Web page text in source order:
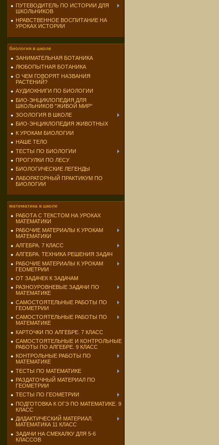
ПУТЕВОДИТЕЛЬ ПО ИСТОРИИ ДЛЯ
ШКОЛЬНИКОВ
НРАВСТВЕННОЕ ВОСПИТАНИЕ НА
УРОКАХ ИСТОРИИ
биология в школе
ЗАНИМАТЕЛЬНАЯ БОТАНИКА
ЛЮБОПЫТНАЯ БОТАНИКА
О ЧЕМ ГОВОРЯТ НАЗВАНИЯ
РАСТЕНИЙ?
АУДИОКНИГИ ПО БИОЛОГИИ
БИО-ЭНЦИКЛОПЕДИЯ ДЛЯ
ШКОЛЬНИКОВ "ЖИВОЙ МИР"
ЗООЛОГИЯ В ШКОЛЕ
БИО-ЭНЦИКЛОПЕДИЯ ЖИВОТНЫХ
К УРОКАМ БИОЛОГИИ
НАШЕ ТЕЛО
ТЕСТЫ ПО БИОЛОГИИ
ПРОГУЛКИ ПО ЛЕСУ
БИОЛОГИЧЕСКИЕ ЛЕГЕНДЫ
ЛАБОРАТОРНЫЙ ПРАКТИКУМ ПО
БИОЛОГИИ
математика в школе
РАБОТА С ТЕКСТОМ НА УРОКАХ
МАТЕМАТИКИ
РАБОЧИЕ МАТЕРИАЛЫ К УРОКАМ
МАТЕМАТИКИ
АЛГЕБРА. 7 КЛАСС
АЛГЕБРА. ТЕХНИКА РЕШЕНИЯ ЗАДАЧ
РАБОЧИЕ МАТЕРИАЛЫ К УРОКАМ
ГЕОМЕТРИИ
ОТ ЗАДАЧЕК К ЗАДАЧАМ
РАЗНОУРОВНЕВЫЕ ЗАДАЧИ ПО
МАТЕМАТИКЕ
САМОСТОЯТЕЛЬНЫЕ РАБОТЫ ПО
ГЕОМЕТРИИ
САМОСТОЯТЕЛЬНЫЕ РАБОТЫ ПО
МАТЕМАТИКЕ
КАРТОЧКИ ПО АЛГЕБРЕ. 7 КЛАСС
САМОСТОЯТЕЛЬНЫЕ И КОНТРОЛЬНЫЕ
РАБОТЫ ПО АЛГЕБРЕ. 9 КЛАСС
КОНТРОЛЬНЫЕ РАБОТЫ ПО
МАТЕМАТИКЕ
ТЕСТЫ ПО МАТЕМАТИКЕ
РАЗДАТОЧНЫЙ МАТЕРИАЛ ПО
ГЕОМЕТРИИ
ТЕСТЫ ПО ГЕОМЕТРИИ
ПОДГОТОВКА К ОГЭ ПО МАТЕМАТИКЕ. 9
КЛАСС
ДИДАКТИЧЕСКИЙ МАТЕРИАЛ.
МАТЕМАТИКА 11 КЛАСС
ЗАДАЧИ НА СМЕКАЛКУ ДЛЯ 5-6
КЛАССОВ